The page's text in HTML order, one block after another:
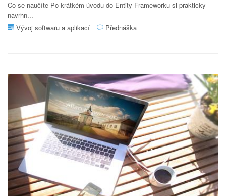
Co se naučíte Po krátkém úvodu do Entity Frameworku si prakticky
navrhn...
Vývoj softwaru a aplikací
Přednáška